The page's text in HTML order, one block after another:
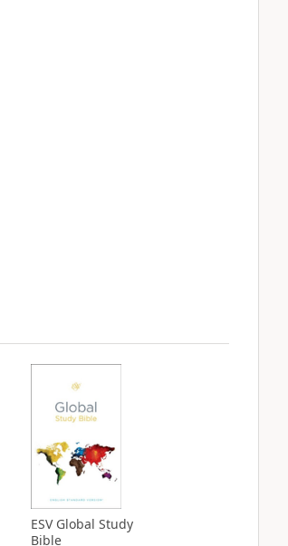
ESV Global Study
Bible